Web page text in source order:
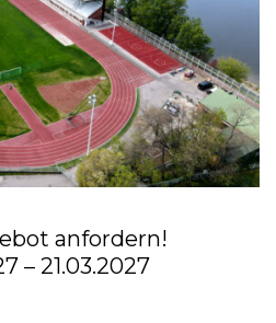
anfordern!
– 21.03.2027